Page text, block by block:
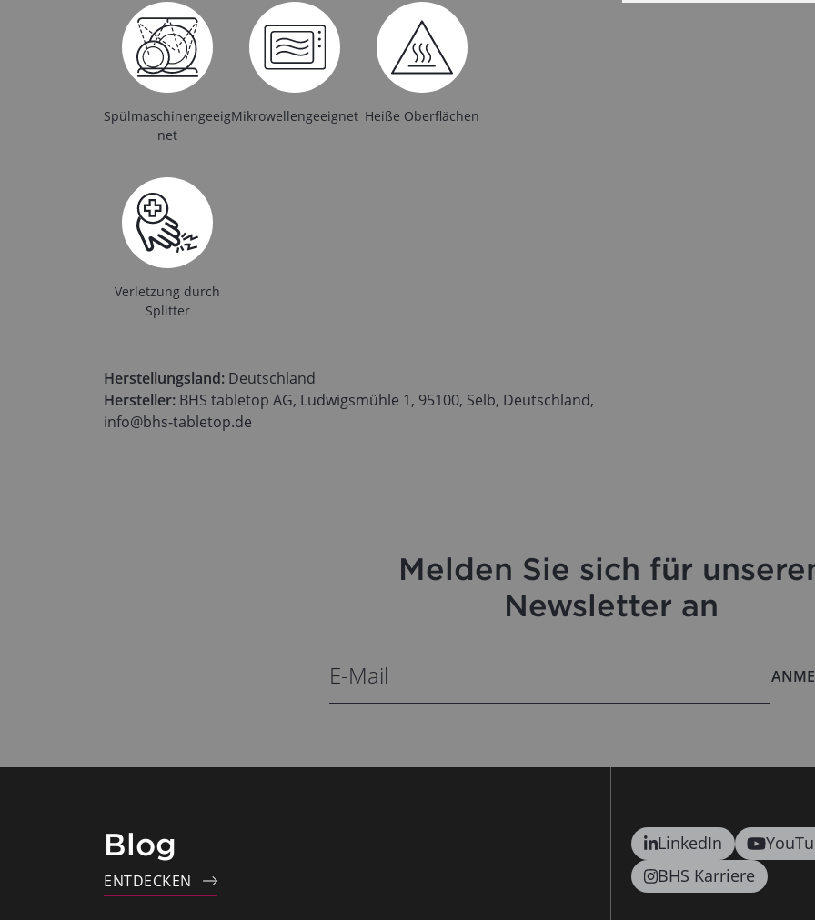
Spülmaschinengeeig
net
Mikrowellengeeignet Heiße Oberflächen
Verletzung durch
Splitter
Herstellungsland: Deutschland
Hersteller: BHS tabletop AG, Ludwigsmühle 1, 95100, Selb, Deutschland,
info@bhs-tabletop.de
Melden Sie sich für
Newsletter an
Blog
ENTDECKEN
LinkedIn
BHS Karriere